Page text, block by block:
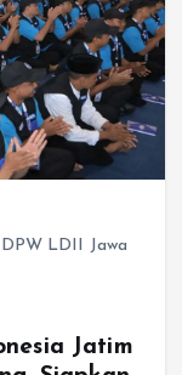
DPW LDII Jawa
Jatim